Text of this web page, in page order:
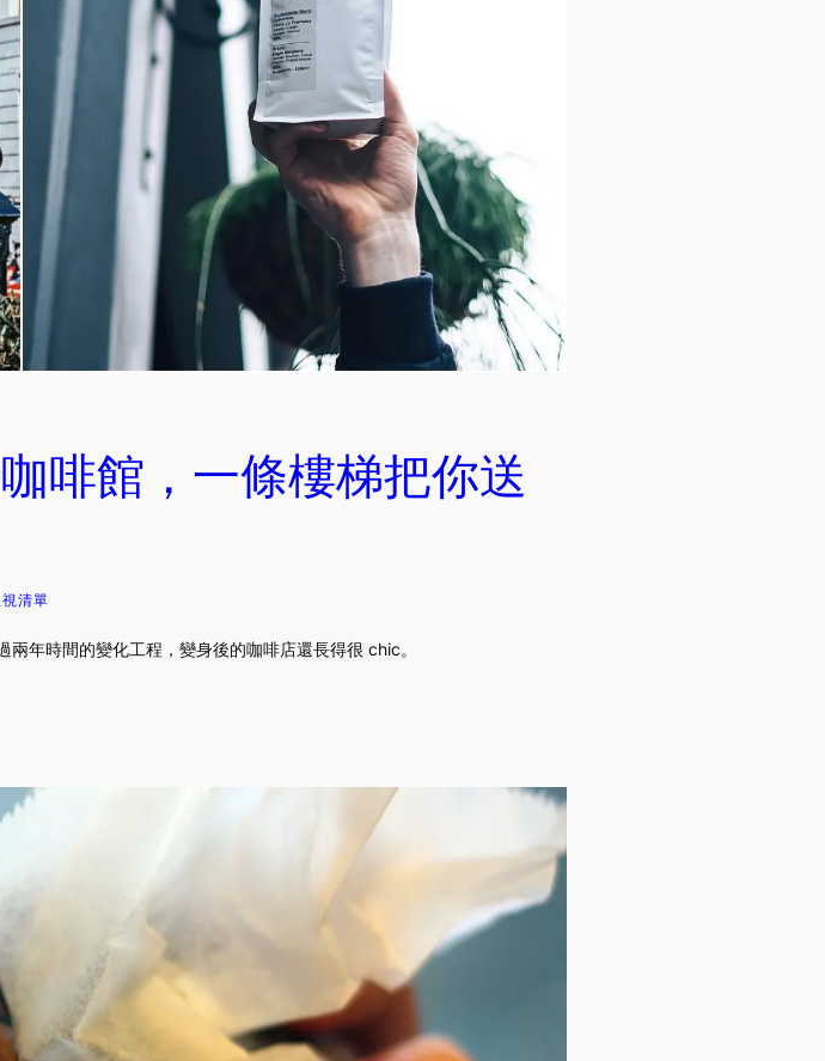
啡館，一條樓梯把你送
清單
年時間的變化工程，變身後的咖啡店還長得很 chic。